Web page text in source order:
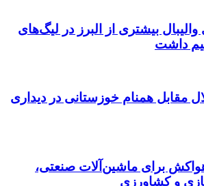
بیشتری از البرز در لیگ‌های
داشت
مقابل همنام خوزستانی در دیداری
هواکش برای ماشین‌آلات صنعتی،
و کشاورزی